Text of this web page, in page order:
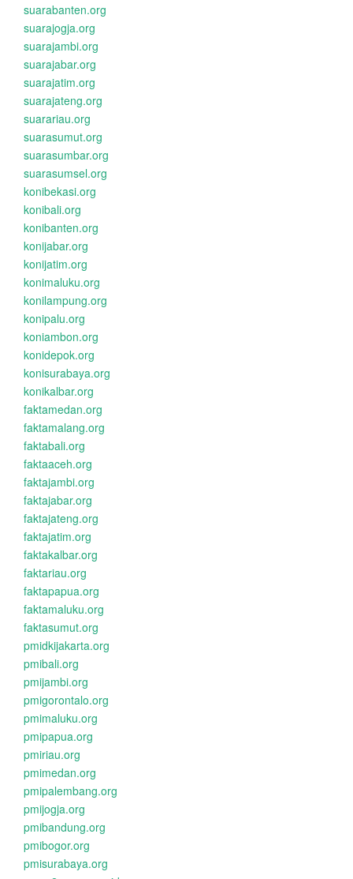
suarabanten.org
suarajogja.org
suarajambi.org
suarajabar.org
suarajatim.org
suarajateng.org
suarariau.org
suarasumut.org
suarasumbar.org
suarasumsel.org
konibekasi.org
konibali.org
konibanten.org
konijabar.org
konijatim.org
konimaluku.org
konilampung.org
konipalu.org
koniambon.org
konidepok.org
konisurabaya.org
konikalbar.org
faktamedan.org
faktamalang.org
faktabali.org
faktaaceh.org
faktajambi.org
faktajabar.org
faktajateng.org
faktajatim.org
faktakalbar.org
faktariau.org
faktapapua.org
faktamaluku.org
faktasumut.org
pmidkijakarta.org
pmibali.org
pmijambi.org
pmigorontalo.org
pmimaluku.org
pmipapua.org
pmiriau.org
pmimedan.org
pmipalembang.org
pmijogja.org
pmibandung.org
pmibogor.org
pmisurabaya.org